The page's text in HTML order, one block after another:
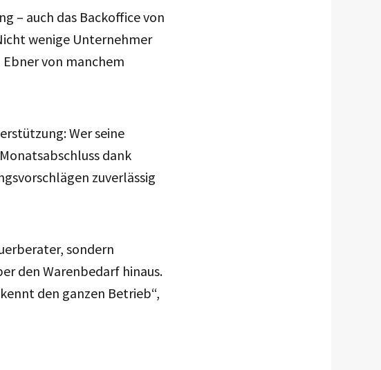
– auch das Backoffice von
wenige Unternehmer
von manchem
Wer seine
dank
zuverlässig
sondern
den Warenbedarf hinaus.
den ganzen Betrieb“,